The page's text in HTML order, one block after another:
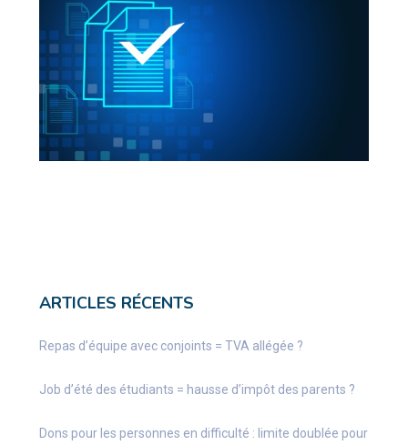
ARTICLES RÉCENTS
Repas d’équipe avec conjoints = TVA allégée ?
Job d’été des étudiants = hausse d’impôt des parents ?
Dons pour les personnes en difficulté : limite doublée pour